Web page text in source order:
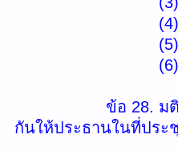
(4) พิจารณารับร
(5) เลือกตั้งค
(6) กิจกา
ข้อ 28. มติของปร
กันให้ประธานในที่ประ